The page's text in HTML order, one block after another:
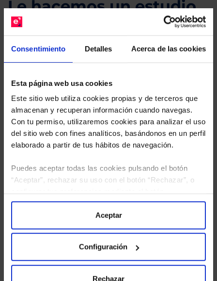
Consentimiento Detalles Acerca de las cookies
Esta página web usa cookies
Este sitio web utiliza cookies propias y de terceros que
almacenan y recuperan información cuando navegas.
Con tu permiso, utilizaremos cookies para analizar el uso
del sitio web con fines analíticos, basándonos en un perfil
elaborado a partir de tus hábitos de navegación.
Puedes aceptar todas las cookies pulsando el botón
“Aceptar”, rechazar su uso con el botón “Rechazar”, o
“Configuración”. Consulta nuestraPolítica
para más información.
Aceptar
Configuración
Rechazar
Le hacemos un estudio
gratuito de su cartera.
Descárguese el archivoe indíquenos los ISINs de
Limpias con las que podrá ahorrar en sus costes.
la política de privacidad
y consiento el
tratamiento de mis datos personales.